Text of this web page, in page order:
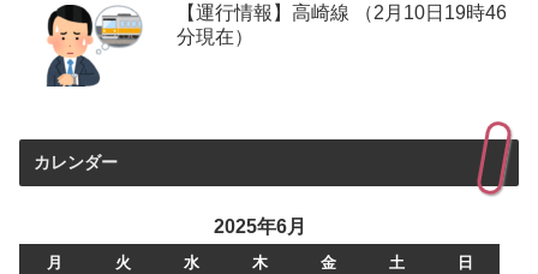
【運行情報】高崎線 （2月10日19時46
分現在）
カレンダー
2025年6月
月 火 水 木 金 土
日